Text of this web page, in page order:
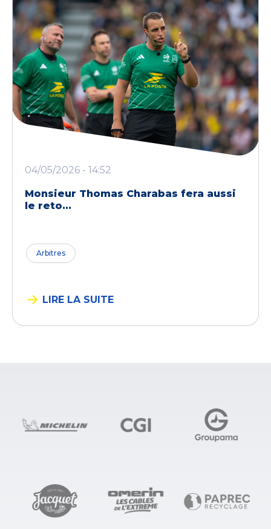
04/05/2026 - 14:52
Monsieur Thomas Charabas fera aussi
le reto...
Arbitres
LIRE LA SUITE